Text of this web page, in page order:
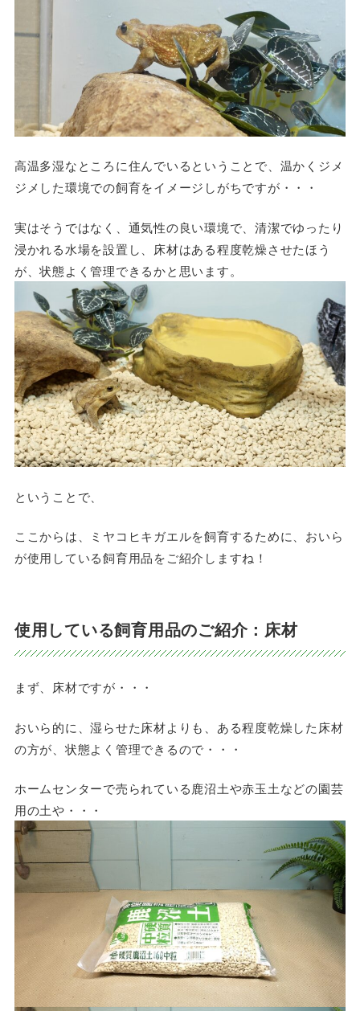
高温多湿なところに住んでいるということで、温かくジメ
ジメした環境での飼育をイメージしがちですが・・・
実はそうではなく、通気性の良い環境で、清潔でゆったり
浸かれる水場を設置し、床材はある程度乾燥させたほう
が、状態よく管理できるかと思います。
ということで、
ここからは、ミヤコヒキガエルを飼育するために、おいら
が使用している飼育用品をご紹介しますね！
使用している飼育用品のご紹介：床材
まず、床材ですが・・・
おいら的に、湿らせた床材よりも、ある程度乾燥した床材
の方が、状態よく管理できるので・・・
ホームセンターで売られている鹿沼土や赤玉土などの園芸
用の土や・・・